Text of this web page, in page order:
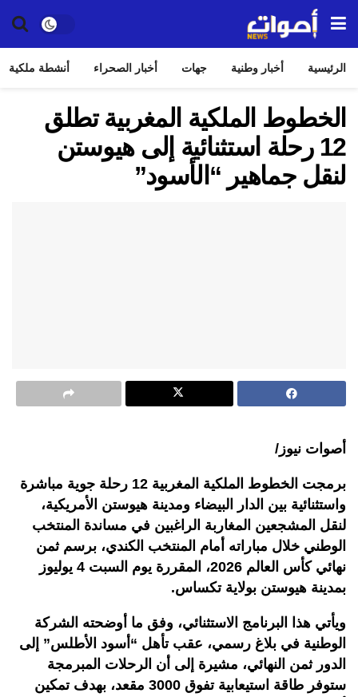
الرئيسية أخبار وطنية جهات أخبار الصحراء أنشطة ملكية
الخطوط الملكية المغربية تطلق
12 رحلة استثنائية إلى هيوستن
لنقل جماهير “الأسود”
أصوات نيوز/
برمجت الخطوط الملكية المغربية 12 رحلة جوية مباشرة
واستثنائية بين الدار البيضاء ومدينة هيوستن الأمريكية،
لنقل المشجعين المغاربة الراغبين في مساندة المنتخب
الوطني خلال مباراته أمام المنتخب الكندي، برسم ثمن
نهائي كأس العالم 2026، المقررة يوم السبت 4 يوليوز
بمدينة هيوستن بولاية تكساس.
ويأتي هذا البرنامج الاستثنائي، وفق ما أوضحته الشركة
الوطنية في بلاغ رسمي، عقب تأهل “أسود الأطلس” إلى
الدور ثمن النهائي، مشيرة إلى أن الرحلات المبرمجة
ستوفر طاقة استيعابية تفوق 3000 مقعد، بهدف تمكين